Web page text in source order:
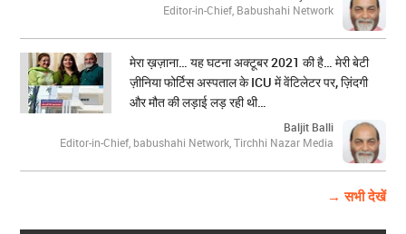
Editor-in-Chief, Babushahi Network
मेरा ख़ज़ाना… यह घटना अक्टूबर 2021 की है… मेरी बेटी
ज़ीनिया फोर्टिस अस्पताल के ICU में वेंटिलेटर पर, ज़िंदगी
और मौत की लड़ाई लड़ रही थी…
Baljit Balli
Editor-in-Chief, babushahi Network, Tirchhi Nazar Media
→ सभी देखें